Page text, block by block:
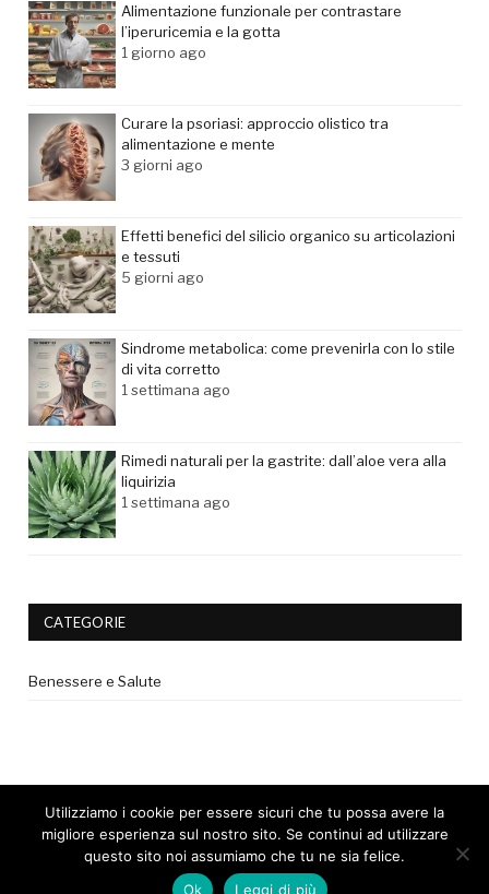
Alimentazione funzionale per contrastare
l’iperuricemia e la gotta
1 giorno ago
Curare la psoriasi: approccio olistico tra
alimentazione e mente
3 giorni ago
Effetti benefici del silicio organico su articolazioni
e tessuti
5 giorni ago
Sindrome metabolica: come prevenirla con lo stile
di vita corretto
1 settimana ago
Rimedi naturali per la gastrite: dall’aloe vera alla
liquirizia
1 settimana ago
CATEGORIE
Benessere e Salute
© 2017 - Tutti i diritti riservati. |Privacy Policy
Utilizziamo i cookie per essere sicuri che tu possa avere la
migliore esperienza sul nostro sito. Se continui ad utilizzare
questo sito noi assumiamo che tu ne sia felice.
Ok
Leggi di più